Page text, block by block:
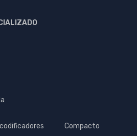
codificadores Compacto